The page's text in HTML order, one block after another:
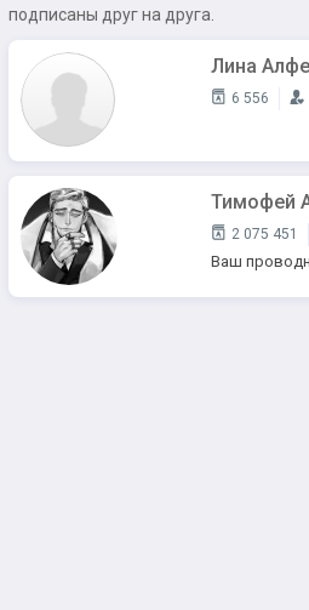
подписаны друг на друга.
Лина
6 556
Тимофей
2 075 451
Ваш